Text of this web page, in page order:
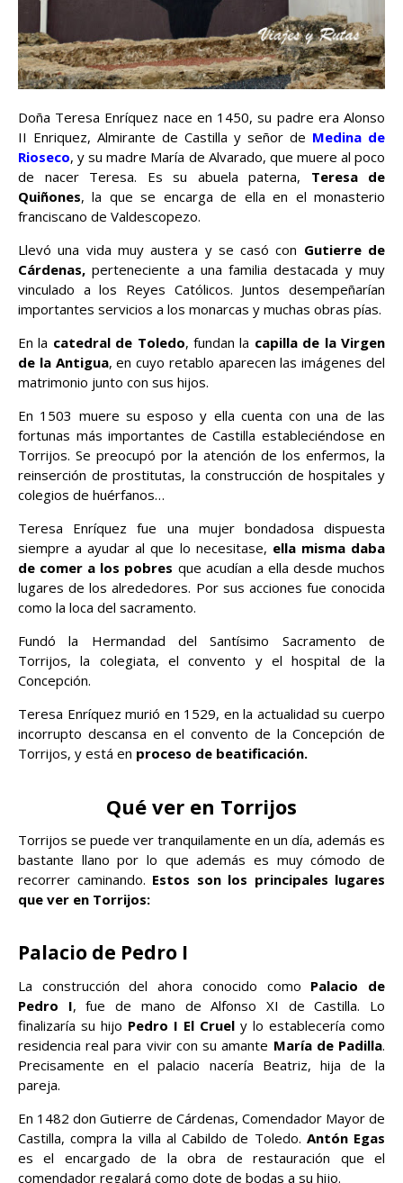
Doña Teresa Enríquez nace en 1450, su padre era Alonso
II Enriquez, Almirante de Castilla y señor de Medina de
Rioseco, y su madre María de Alvarado, que muere al poco
de nacer Teresa. Es su abuela paterna, Teresa de
Quiñones, la que se encarga de ella en el monasterio
franciscano de Valdescopezo.
Llevó una vida muy austera y se casó con Gutierre de
Cárdenas, perteneciente a una familia destacada y muy
vinculado a los Reyes Católicos. Juntos desempeñarían
importantes servicios a los monarcas y muchas obras pías.
En la catedral de Toledo, fundan la capilla de la Virgen
de la Antigua, en cuyo retablo aparecen las imágenes del
matrimonio junto con sus hijos.
En 1503 muere su esposo y ella cuenta con una de las
fortunas más importantes de Castilla estableciéndose en
Torrijos. Se preocupó por la atención de los enfermos, la
reinserción de prostitutas, la construcción de hospitales y
colegios de huérfanos…
Teresa Enríquez fue una mujer bondadosa dispuesta
siempre a ayudar al que lo necesitase, ella misma daba
de comer a los pobres que acudían a ella desde muchos
lugares de los alrededores. Por sus acciones fue conocida
como la loca del sacramento.
Fundó la Hermandad del Santísimo Sacramento de
Torrijos, la colegiata, el convento y el hospital de la
Concepción.
Teresa Enríquez murió en 1529, en la actualidad su cuerpo
incorrupto descansa en el convento de la Concepción de
Torrijos, y está en proceso de beatificación.
Qué ver en Torrijos
Torrijos se puede ver tranquilamente en un día, además es
bastante llano por lo que además es muy cómodo de
recorrer caminando. Estos son los principales lugares
que ver en Torrijos:
Palacio de Pedro I
La construcción del ahora conocido como Palacio de
Pedro I, fue de mano de Alfonso XI de Castilla. Lo
finalizaría su hijo Pedro I El Cruel y lo establecería como
residencia real para vivir con su amante María de Padilla.
Precisamente en el palacio nacería Beatriz, hija de la
pareja.
En 1482 don Gutierre de Cárdenas, Comendador Mayor de
Castilla, compra la villa al Cabildo de Toledo. Antón Egas
es el encargado de la obra de restauración que el
comendador regalará como dote de bodas a su hijo.